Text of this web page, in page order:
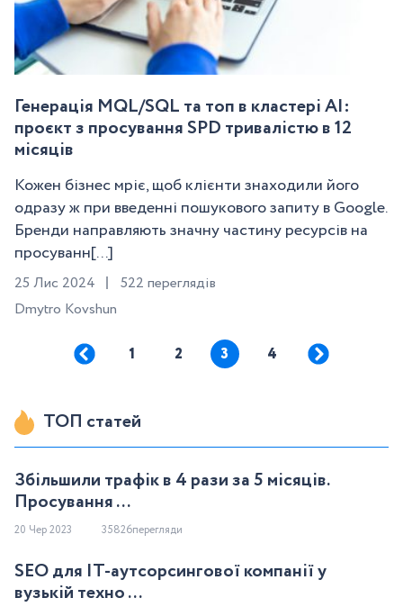
Генерація MQL/SQL та топ в кластері AI:
проєкт з просування SPD тривалістю в 12
місяців
Кожен бізнес мріє, щоб клієнти знаходили його
одразу ж при введенні пошукового запиту в Google.
Бренди направляють значну частину ресурсів на
просуванн[...]
25 Лис 2024
522 переглядів
Dmytro Kovshun
1 2 3 4
ТОП статей
Збільшили трафік в 4 рази за 5 місяців.
Просування ...
20 Чер 2023 35826перегляди
SEO для IT-аутсорсингової компанії у
вузькій техно ...